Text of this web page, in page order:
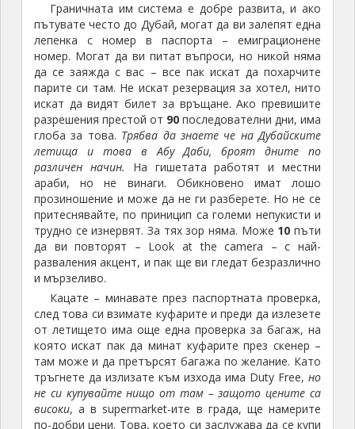
Граничната им система е добре развита, и ако
пътувате често до Дубай, могат да ви залепят една
лепенка с номер в паспорта – емиграционене
номер. Могат да ви питат въпроси, но никой няма
да се заяжда с вас – все пак искат да похарчите
парите си там. Не искат резервация за хотел, нито
искат да видят билет за връщане. Ако превишите
разрешения престой от 90 последователни дни, има
глоба за това. Трябва да знаете че на Дубайските
летища и това в Абу Даби, броят дните по
различен начин. На гишетата работят и местни
араби, но не винаги. Обикновено имат лошо
прозиношение и може да не ги разберете. Но не се
притеснявайте, по приницип са големи непукисти и
трудно се изнервят. За тях зор няма. Може 10 пъти
да ви повторят – Look at the camera – с най-
разваления акцент, и пак ще ви гледат безразлично
и мързеливо.
Кацате – минавате през паспортната проверка,
след това си взимате куфарите и преди да излезете
от летището има още една проверка за багаж, на
която искат пак да минат куфарите през скенер –
там може и да претърсят багажа по желание. Като
тръгнете да излизате към изхода има Duty Free,но
не си купувайте нищо от там – защото цените са
високи, а в supermarket-ите в града, ще намерите
по-добри цени. Това, което си заслужава да се купи